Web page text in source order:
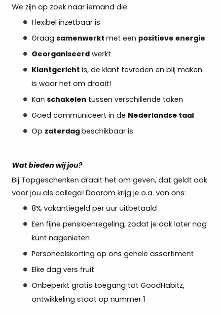
We zijn op zoek naar iemand die:
Flexibel inzetbaar is
Graag samenwerkt met een positieve energie
Georganiseerd werkt
Klantgericht is, de klant tevreden en blij maken
is waar het om draait!
Kan schakelen tussen verschillende taken
Goed communiceert in de Nederlandse taal
Op zaterdagbeschikbaar is
Wat bieden wij jou?
Bij Topgeschenken draait het om geven, dat geldt ook
voor jou als collega! Daarom krijg je o.a. van ons:
8% vakantiegeld per uur uitbetaald
Een fijne pensioenregeling, zodat je ook later nog
kunt nagenieten
Personeelskorting op ons gehele assortiment
Elke dag vers fruit
Onbeperkt gratis toegang tot GoodHabitz,
ontwikkeling staat op nummer 1